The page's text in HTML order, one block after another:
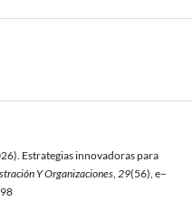
Estrategias innovadoras para
Y Organizaciones 29(56), e–